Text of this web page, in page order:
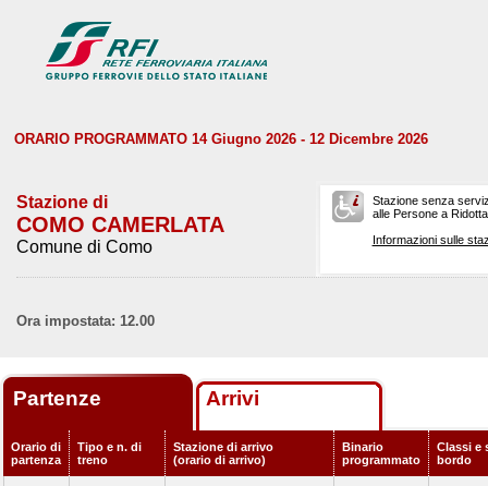
ORARIO PROGRAMMATO 14 Giugno 2026 - 12 Dicembre 2026
Stazione di
COMO CAMERLATA
Comune di Como
Stazione senza
alle Persone a
Informazioni sulle
Ora impostata: 12.00
Partenze Arrivi
Orario di
partenza
Tipo e n. di
treno
Stazione di arrivo
(orario di arrivo)
Binario
programmato
Classi e
bordo